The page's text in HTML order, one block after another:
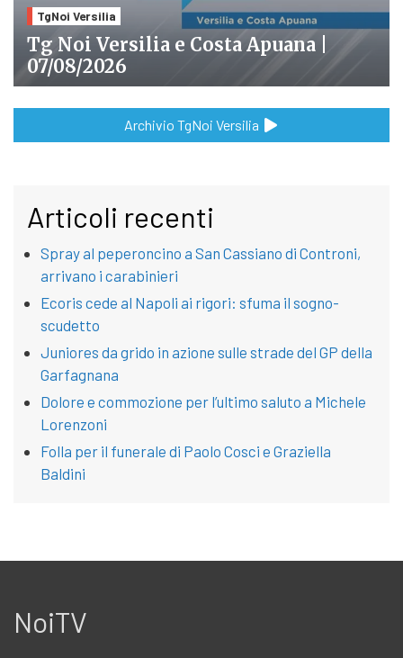
TgNoi Versilia
Tg Noi Versilia e Costa Apuana |
07/08/2026
Archivio TgNoi Versilia
Articoli recenti
Spray al peperoncino a San Cassiano di Controni,
arrivano i carabinieri
Ecoris cede al Napoli ai rigori: sfuma il sogno-
scudetto
Juniores da grido in azione sulle strade del GP della
Garfagnana
Dolore e commozione per l’ultimo saluto a Michele
Lorenzoni
Folla per il funerale di Paolo Cosci e Graziella
Baldini
NoiTV